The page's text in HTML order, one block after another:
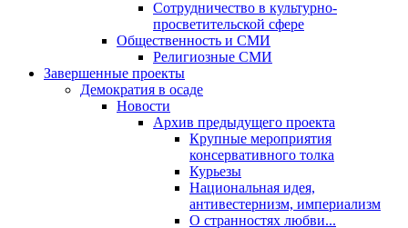
Сотрудничество в культурно-
просветительской сфере
Общественность и СМИ
Религиозные СМИ
Завершенные проекты
Демократия в осаде
Новости
Архив предыдущего проекта
Крупные мероприятия
консервативного толка
Курьезы
Национальная идея,
антивестернизм, империализм
О странностях любви...